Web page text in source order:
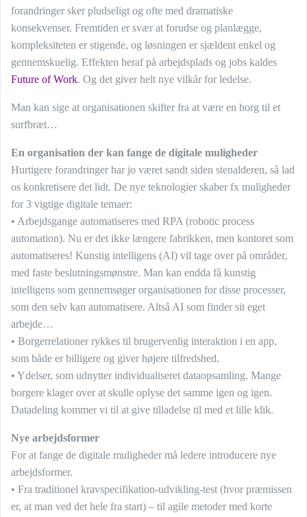
forandringer sker pludseligt og ofte med dramatiske
konsekvenser. Fremtiden er svær at forudse og planlægge,
kompleksiteten er stigende, og løsningen er sjældent enkel og
gennemskuelig. Effekten heraf på arbejdsplads og jobs kaldes
Future of Work. Og det giver helt nye vilkår for ledelse.
Man kan sige at organisationen skifter fra at være en borg til et
surfbræt…
En organisation der kan fange de digitale muligheder
Hurtigere forandringer har jo været sandt siden stenalderen, så lad
os konkretisere det lidt. De nye teknologier skaber fx muligheder
for 3 vigtige digitale temaer:
• Arbejdsgange automatiseres med RPA (robotic process
automation). Nu er det ikke længere fabrikken, men kontoret som
automatiseres! Kunstig intelligens (AI) vil tage over på områder,
med faste beslutningsmønstre. Man kan endda få kunstig
intelligens som gennemsøger organisationen for disse processer,
som den selv kan automatisere. Altså AI som finder sit eget
arbejde…
• Borgerrelationer rykkes til brugervenlig interaktion i en app,
som både er billigere og giver højere tilfredshed.
• Ydelser, som udnytter individualiseret dataopsamling. Mange
borgere klager over at skulle oplyse det samme igen og igen.
Datadeling kommer vi til at give tilladelse til med et lille klik.
Nye arbejdsformer
For at fange de digitale muligheder må ledere introducere nye
arbejdsformer.
• Fra traditionel kravspecifikation-udvikling-test (hvor præmissen
er, at man ved det hele fra start) – til agile metoder med korte